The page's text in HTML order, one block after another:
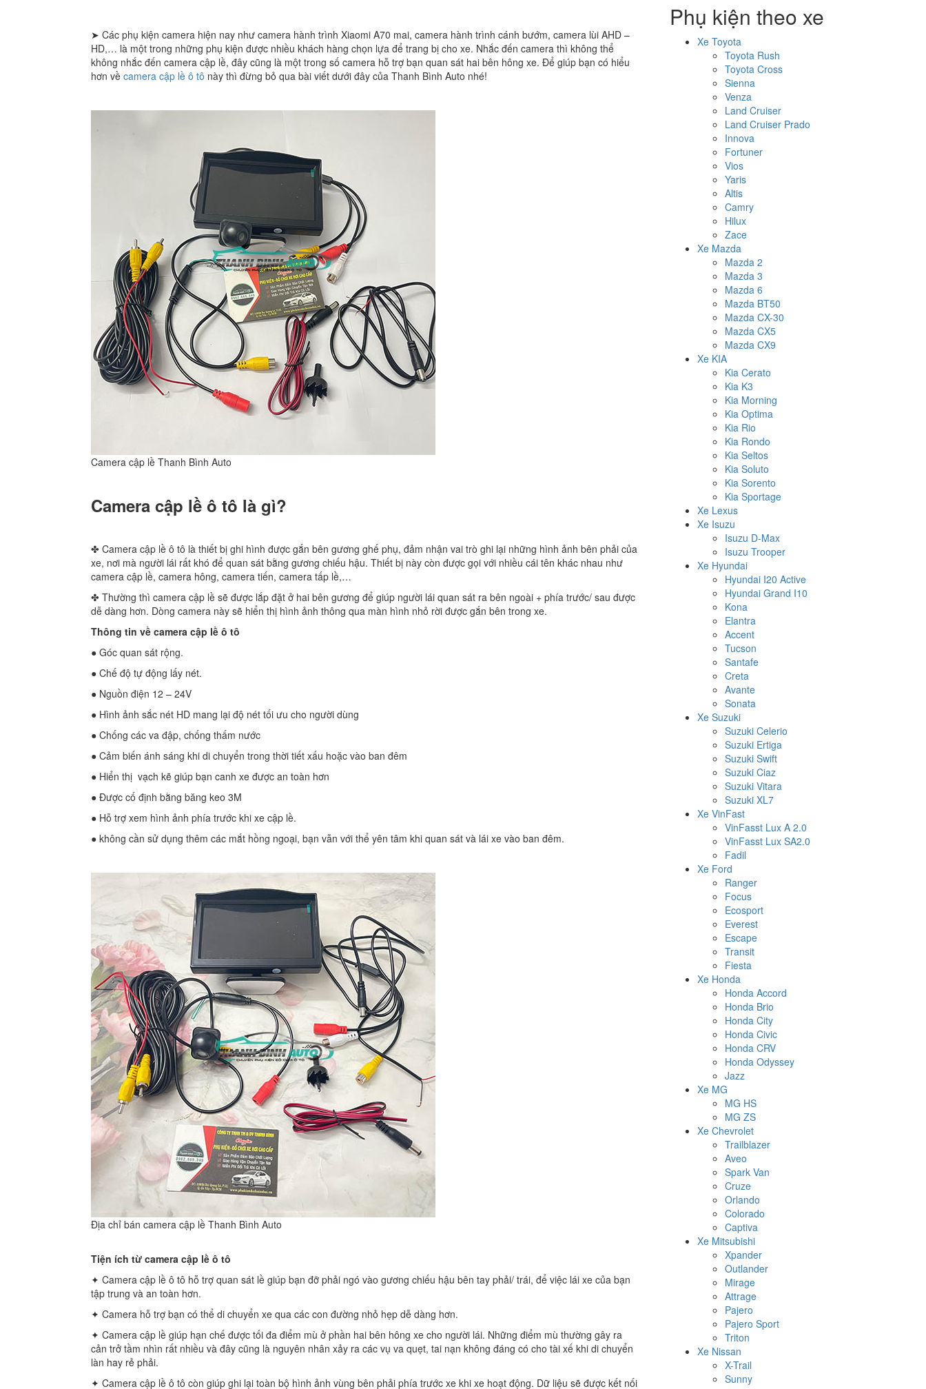
➤ Các phụ kiện camera hiện nay như camera hành trình Xiaomi A70 mai, camera hành trình cánh bướm, camera lùi AHD –
HD,… là một trong những phụ kiện được nhiều khách hàng chọn lựa để trang bị cho xe. Nhắc đến camera thì không thể
không nhắc đến camera cập lề, đây cũng là một trong số camera hỗ trợ bạn quan sát hai bên hông xe. Để giúp bạn có hiểu
hơn về camera cập lề ô tô này thì đừng bỏ qua bài viết dưới đây của Thanh Bình Auto nhé!
Camera cập lề Thanh Bình Auto
Camera cập lề ô tô là gì?
✤ Camera cập lề ô tô là thiết bị ghi hình được gắn bên gương ghế phụ, đảm nhận vai trò ghi lại những hình ảnh bên phải của
xe, nơi mà người lái rất khó để quan sát bằng gương chiếu hậu. Thiết bị này còn được gọi với nhiều cái tên khác nhau như
camera cập lề, camera hông, camera tiến, camera tấp lề,…
✤ Thường thì camera cập lề sẽ được lắp đặt ở hai bên gương để giúp người lái quan sát ra bên ngoài + phía trước/ sau được
dễ dàng hơn. Dòng camera này sẽ hiển thị hình ảnh thông qua màn hình nhỏ rời được gắn bên trong xe.
Thông tin về camera cập lề ô tô
● Góc quan sát rộng.
● Chế độ tự động lấy nét.
● Nguồn điện 12 – 24V
● Hình ảnh sắc nét HD mang lại độ nét tối ưu cho người dùng
● Chống các va đập, chống thấm nước
● Cảm biến ánh sáng khi di chuyển trong thời tiết xấu hoặc vào ban đêm
● Hiển thị vạch kẽ giúp bạn canh xe được an toàn hơn
● Được cố định bằng băng keo 3M
● Hỗ trợ xem hình ảnh phía trước khi xe cập lề.
● không cần sử dụng thêm các mắt hồng ngoại, bạn vẫn với thể yên tâm khi quan sát và lái xe vào ban đêm.​
Địa chỉ bán camera cập lề Thanh Bình Auto
Tiện ích từ camera cập lề ô tô
✦ Camera cập lề ô tô hỗ trợ quan sát lề giúp bạn đỡ phải ngó vào gương chiếu hậu bên tay phải/ trái, để việc lái xe của bạn
tập trung và an toàn hơn.
✦ Camera hỗ trợ bạn có thể di chuyển xe qua các con đường nhỏ hẹp dễ dàng hơn.
✦ Camera cập lề giúp hạn chế được tối đa điểm mù ở phần hai bên hông xe cho người lái. Những điểm mù thường gây ra
cản trở tầm nhìn rất nhiều và đây cũng là nguyên nhân xảy ra các vụ va quẹt, tai nạn không đáng có cho tài xế khi di chuyển
làn hay rẻ phải.
✦ Camera cập lề ô tô còn giúp ghi lại toàn bộ hình ảnh vùng bên phải phía trước xe khi xe hoạt động. Dữ liệu sẽ được kết nối
Phụ kiện theo xe
Xe Toyota
Toyota Rush
Toyota Cross
Sienna
Venza
Land Cruiser
Land Cruiser Prado
Innova
Fortuner
Vios
Yaris
Altis
Camry
Hilux
Zace
Xe Mazda
Mazda 2
Mazda 3
Mazda 6
Mazda BT50
Mazda CX-30
Mazda CX5
Mazda CX9
Xe KIA
Kia Cerato
Kia K3
Kia Morning
Kia Optima
Kia Rio
Kia Rondo
Kia Seltos
Kia Soluto
Kia Sorento
Kia Sportage
Xe Lexus
Xe Isuzu
Isuzu D-Max
Isuzu Trooper
Xe Hyundai
Hyundai I20 Active
Hyundai Grand I10
Kona
Elantra
Accent
Tucson
Santafe
Creta
Avante
Sonata
Xe Suzuki
Suzuki Celerio
Suzuki Ertiga
Suzuki Swift
Suzuki Ciaz
Suzuki Vitara
Suzuki XL7
Xe VinFast
VinFasst Lux A 2.0
VinFasst Lux SA2.0
Fadil
Xe Ford
Ranger
Focus
Ecosport
Everest
Escape
Transit
Fiesta
Xe Honda
Honda Accord
Honda Brio
Honda City
Honda Civic
Honda CRV
Honda Odyssey
Jazz
Xe MG
MG HS
MG ZS
Xe Chevrolet
Trailblazer
Aveo
Spark Van
Cruze
Orlando
Colorado
Captiva
Xe Mitsubishi
Xpander
Outlander
Mirage
Attrage
Pajero
Pajero Sport
Triton
Xe Nissan
X-Trail
Sunny